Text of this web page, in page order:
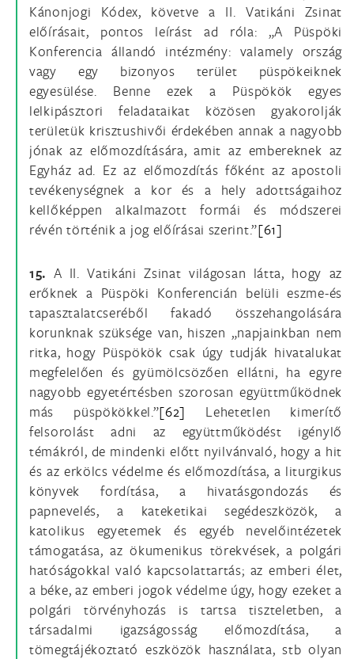
Kánonjogi Kódex, követve a II. Vatikáni Zsinat
előírásait, pontos leírást ad róla: „A Püspöki
Konferencia állandó intézmény: valamely ország
vagy egy bizonyos terület püspökeiknek
egyesülése. Benne ezek a Püspökök egyes
lelkipásztori feladataikat közösen gyakorolják
területük krisztushivői érdekében annak a nagyobb
jónak az előmozdítására, amit az embereknek az
Egyház ad. Ez az előmozdítás főként az apostoli
tevékenységnek a kor és a hely adottságaihoz
kellőképpen alkalmazott formái és módszerei
révén történik a jog előírásai szerint.”[61]
15. A II. Vatikáni Zsinat világosan látta, hogy az
erőknek a Püspöki Konferencián belüli eszme-és
tapasztalatcseréből fakadó összehangolására
korunknak szüksége van, hiszen „napjainkban nem
ritka, hogy Püspökök csak úgy tudják hivatalukat
megfelelően és gyümölcsözően ellátni, ha egyre
nagyobb egyetértésben szorosan együttműködnek
más püspökökkel.”[62] Lehetetlen kimerítő
felsorolást adni az együttműködést igénylő
témákról, de mindenki előtt nyilvánvaló, hogy a hit
és az erkölcs védelme és előmozdítása, a liturgikus
könyvek fordítása, a hivatásgondozás és
papnevelés, a kateketikai segédeszközök, a
katolikus egyetemek és egyéb nevelőintézetek
támogatása, az ökumenikus törekvések, a polgári
hatóságokkal való kapcsolattartás; az emberi élet,
a béke, az emberi jogok védelme úgy, hogy ezeket a
polgári törvényhozás is tartsa tiszteletben, a
társadalmi igazságosság előmozdítása, a
tömegtájékoztató eszközök használata, stb olyan